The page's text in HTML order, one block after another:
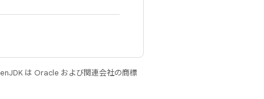
は Oracle および関連会社の商標